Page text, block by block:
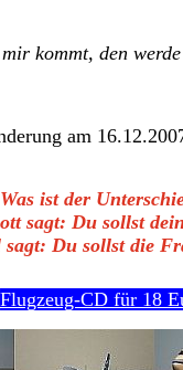
kommt, den
am
Was ist der
sagt: Du sollst
sagt: Du sollst die
Flugzeug-CD für 18